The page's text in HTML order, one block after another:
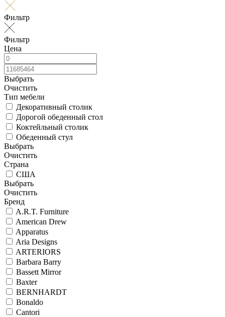
Фильтр
Фильтр
Цена
Выбрать
Очистить
Тип мебели
Декоративный столик
Дорогой обеденный стол
Коктейльный столик
Обеденный стул
Выбрать
Очистить
Страна
США
Выбрать
Очистить
Бренд
A.R.T. Furniture
American Drew
Apparatus
Aria Designs
ARTERIORS
Barbara Barry
Bassett Mirror
Baxter
BERNHARDT
Bonaldo
Cantori